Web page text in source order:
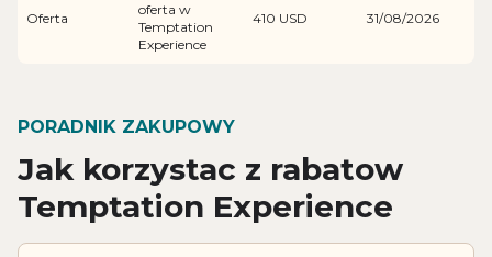
Oferta
oferta w
Temptation
Experience
410 USD 31/08/2026
PORADNIK ZAKUPOWY
Jak korzystac z rabatow
Temptation Experience